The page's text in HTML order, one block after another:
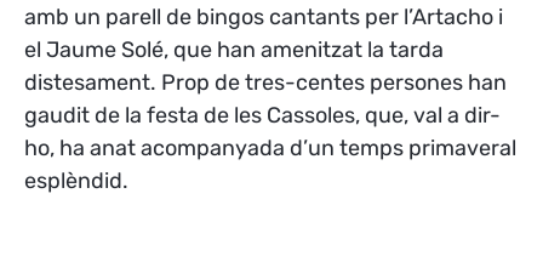
amb un parell de bingos cantants per l’Artacho i
el Jaume Solé, que han amenitzat la tarda
distesament. Prop de tres-centes persones han
gaudit de la festa de les Cassoles, que, val a dir-
ho, ha anat acompanyada d’un temps primaveral
esplèndid.